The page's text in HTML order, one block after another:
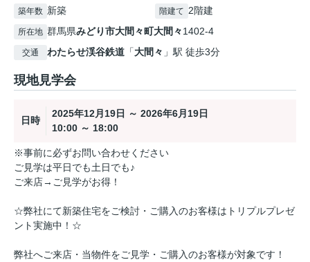
築年数 新築 階建て 2階建
所在地 群馬県みどり市大間々町大間々1402-4
交通 わたらせ渓谷鉄道 「大間々 」駅 徒歩3分
現地見学会
日時
2025年12月19日 ～ 2026年6月19日
10:00 ～ 18:00
※事前に必ずお問い合わせください
ご見学は平日でも土日でも♪
ご来店→ご見学がお得！
☆弊社にて新築住宅をご検討・ご購入のお客様はトリプルプレゼ
ント実施中！☆
弊社へご来店・当物件をご見学・ご購入のお客様が対象です！